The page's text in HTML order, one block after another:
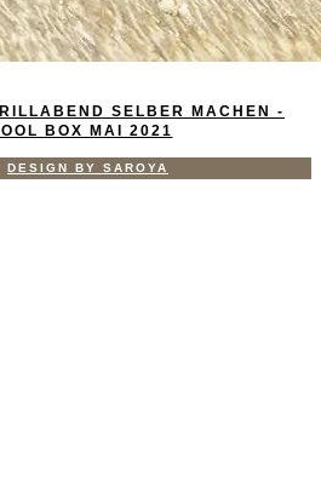
SELBER MACHEN -
BOX MAI 2021
DESIGN BY SAROYA